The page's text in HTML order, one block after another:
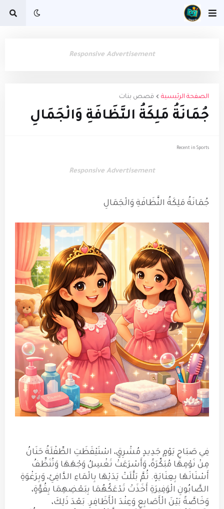
Responsive Advertisement
الصفحة الرئيسية قصص بنات
جُمَانَةُ مَلِكَةُ النَّظَافَةِ وَالْجَمَالِ
Recent in Sports
Responsive Advertisement
جُمَانَةُ مَلِكَةُ النَّظَافَةِ وَالْجَمَالِ
فِي صَبَاحِ يَوْمٍ جَدِيدٍ مُشْرِقٍ، اسْتَيْقَظَتِ الطِّفْلَةُ حَنَانُ
مِنْ نَوْمِهَا مُبَكِّرَةً، وَأَسْرَعَتْ تَغْسِلُ وَجْهَهَا وَتُنَظِّفُ
أَسْنَانَهَا بِعِنَايَةٍ. ثُمَّ بَلَّلَتْ يَدَيْهَا بِالْمَاءِ الدَّافِئِ، وَبِرَغْوَةِ
الصَّابُونِ الْوَفِيرَةِ أَخَذَتْ تَدْعَكُهُمَا بِبَعْضِهِمَا بِقُوَّةٍ،
وَخَاصَّةً بَيْنَ الْأَصَابِعِ وَعِنْدَ الْأَظَافِرِ. بَعْدَ ذَلِكَ،